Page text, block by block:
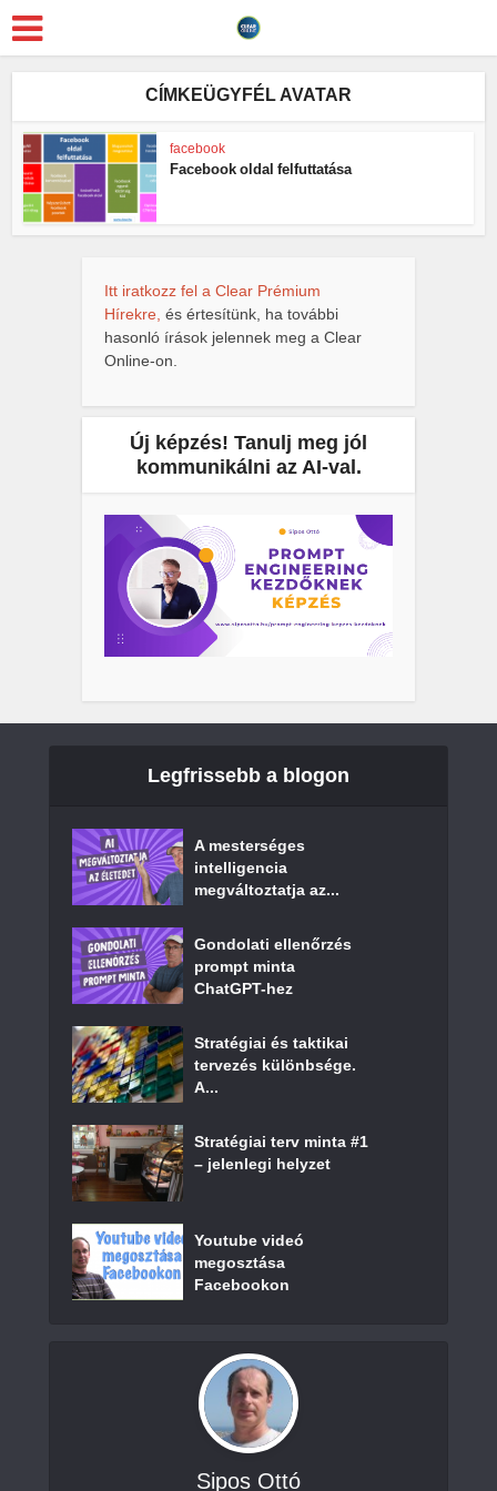
CÍMKEÜGYFÉL AVATAR
facebook
Facebook oldal felfuttatása
Itt iratkozz fel a Clear Prémium
Hírekre, és értesítünk, ha további
hasonló írások jelennek meg a Clear
Online-on.
Új képzés! Tanulj meg jól
kommunikálni az AI-val.
Legfrissebb a blogon
A mesterséges
intelligencia
megváltoztatja az...
Gondolati ellenőrzés
prompt minta
ChatGPT-hez
Stratégiai és taktikai
tervezés különbsége.
A...
Stratégiai terv minta #1
– jelenlegi helyzet
Youtube videó
megosztása
Facebookon
Sipos Ottó